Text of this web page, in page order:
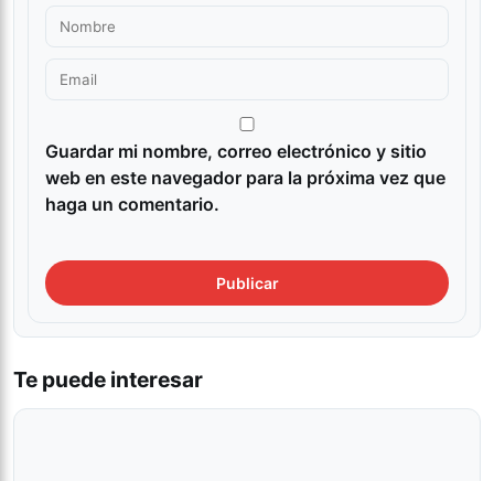
Guardar mi nombre, correo electrónico y sitio
web en este navegador para la próxima vez que
haga un comentario.
Te puede interesar